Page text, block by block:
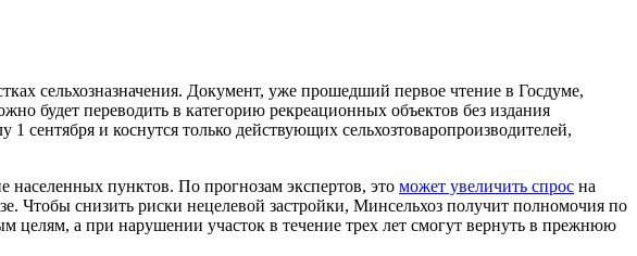
сельхозназначения. Документ, уже прошедший первое чтение в Госдуме,
будет переводить в категорию рекреационных объектов без издания
и коснутся только действующих сельхозтоваропроизводителей,
населенных пунктов. По прогнозам экспертов, это может увеличить спрос на
Чтобы снизить риски нецелевой застройки, Минсельхоз получит полномочия по
целям, а при нарушении участок в течение трех лет смогут вернуть в прежнюю